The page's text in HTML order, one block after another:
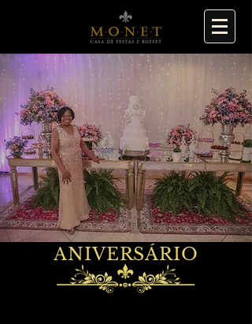
ANIVERSÁRIO